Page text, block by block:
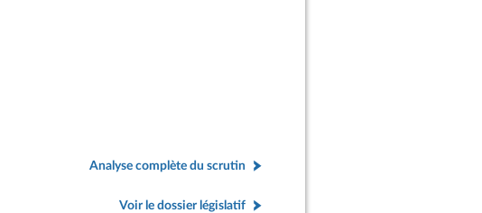
Analyse complète du scrutin
Voir le dossier législatif